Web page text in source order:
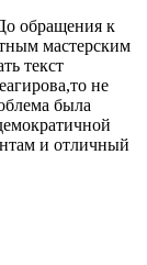
обращения к
мастерским
текст
не
была
и отличный